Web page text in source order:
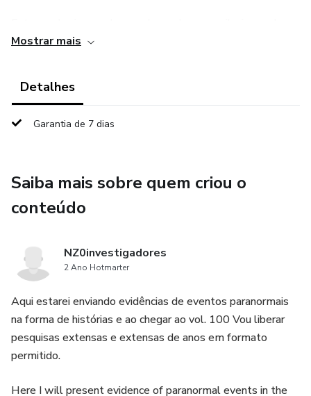
historias y relatos macabros la mayoría de origen
هذا هو المجلد الأول من العديد من مجموعات القصص والحكايات
से अधिकांश लैटिन अमेरिकी मूल की हैं। और रोचक तथ्य.
这是许多恐怖故事集的第一卷，其中大部分起源于拉丁美
これは、そのほとんどがラテンアメリカ起源のものであ
です。 そして興味深い事実。
이 책은 대부분 라틴 아메리카에서 유래한 무시무시한 이야
기와 설화 모음집 중 첫 번째 권입니다. 그리고 흥미로운 사
Mostrar mais
Detalhes
Garantia de 7 dias
Saiba mais sobre quem criou o
conteúdo
NZ0investigadores
2 Ano Hotmarter
Aqui estarei enviando evidências de eventos paranormais
na forma de histórias e ao chegar ao vol. 100 Vou liberar
pesquisas extensas e extensas de anos em formato
permitido.
Here I will present evidence of paranormal events in the